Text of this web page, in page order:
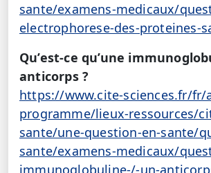
sante/examens-medicaux/
electrophorese-des-proteines-
Qu’est-ce qu’une
anticorps ?
https://www.cite-sciences.fr/fr/
programme/lieux-ressources/
sante/une-question-en-sante/
sante/examens-medicaux/
immunoglobuline-/-un-